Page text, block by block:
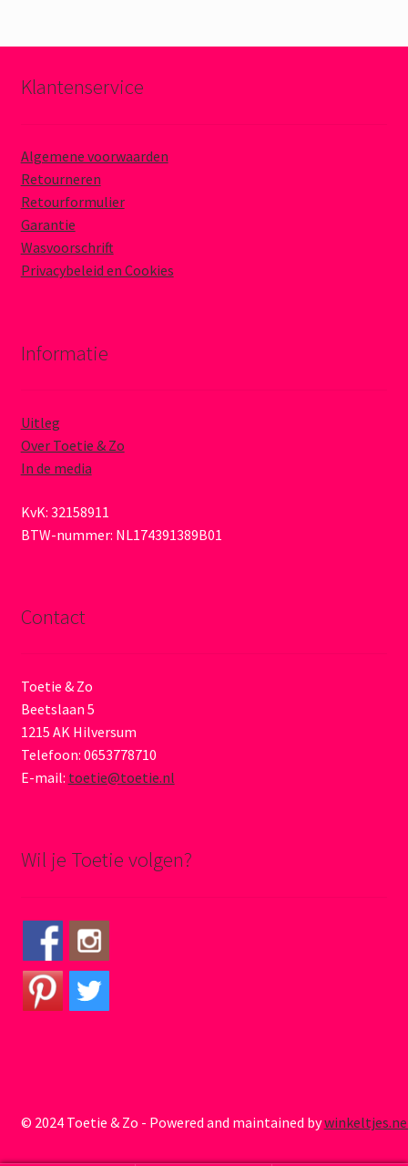
Klantenservice
Algemene voorwaarden
Retourneren
Retourformulier
Garantie
Wasvoorschrift
Privacybeleid en Cookies
Informatie
Uitleg
Over Toetie & Zo
In de media
KvK: 32158911
BTW-nummer: NL174391389B01
Contact
Toetie & Zo
Beetslaan 5
1215 AK Hilversum
Telefoon: 0653778710
E-mail: toetie@toetie.nl
Wil je Toetie volgen?
© 2024 Toetie & Zo - Powered and maintained by